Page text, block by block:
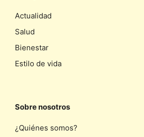
Actualidad
Salud
Bienestar
Estilo de vida
Sobre nosotros
¿Quiénes somos?